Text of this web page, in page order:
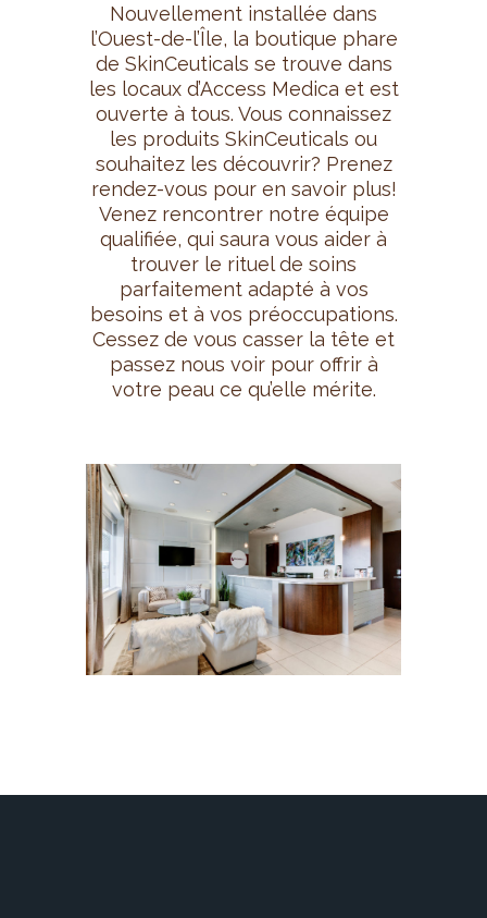
Nouvellement installée dans
l’Ouest-de-l’Île, la boutique phare
de SkinCeuticals se trouve dans
les locaux d’Access Medica et est
ouverte à tous. Vous connaissez
les produits SkinCeuticals ou
souhaitez les découvrir? Prenez
rendez-vous pour en savoir plus!
Venez rencontrer notre équipe
qualifiée, qui saura vous aider à
trouver le rituel de soins
parfaitement adapté à vos
besoins et à vos préoccupations.
Cessez de vous casser la tête et
passez nous voir pour offrir à
votre peau ce qu’elle mérite.